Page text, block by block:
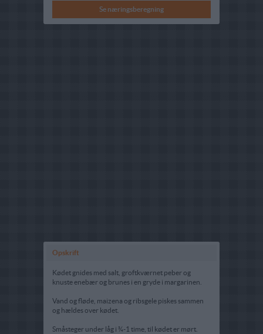
Se næringsberegning
Opskrift
Kødet gnides med salt, groftkværnet peber og
knuste enebær og brunes i en gryde i margarinen.
Vand og fløde, maizena og ribsgele piskes sammen
og hældes over kødet.
Småsteger under låg i ¾-1 time, til kødet er mørt.